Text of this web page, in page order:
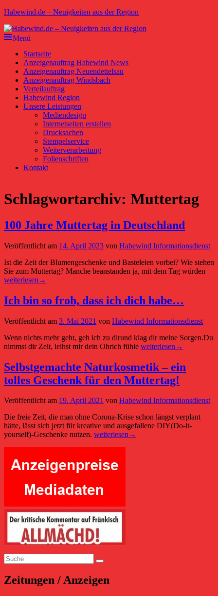
Zum
springen
Habewind.de – Neuigkeiten aus der Region
Menü
Primäres
Menü
Startseite
Anzeigenauftrag Habewind News
Anzeigenauftrag Neuendettelsau
Anzeigenauftrag Windsbach
Verteilauftrag
Habewind Region
Unsere Leistungen
Mediendesign
Internetseiten erstellen
Drucksachen
Stempelservice
Weiterverarbeitung
Folienschriften
Kontakt
Schlagwortarchiv: Muttertag
100 Jahre Muttertag in Deutschland
Veröffentlicht am 14. April 2023 von Habewind Informationsdienst
Ist die Zeit der Blumengeschenke und Basteleien vorbei? Wie stehen
Sie zum Muttertag? Manche beanstanden ja, mit dem Tag würden
weiterlesen →
Ich bin so froh, dass ich dich habe…
Veröffentlicht am 3. Mai 2021 von Habewind Informationsdienst
Wenn nichts mehr geht, geh ich zu dirund klag dir meine Sorgen.Du
nimmst dir Zeit, leihst mir dein Ohrich fühle Ich
so
froh,
dass
dich
weiterlesen →
Selbstgemachte Naturkosmetik – ein
tolles Geschenk für den Muttertag!
Veröffentlicht am 19. April 2021 von Habewind Informationsdienst
Die freie Zeit, die man ohne Corona-Krise schon längst verplant
hätte, lässt sich jetzt für kreative und ausgefallene DIY(Do-it-
yourself)-Geschenke nutzen. Selbstgemachte
ein
tolles
für
den
weiterlesen→
Seitenleisten-
Widgetbereich
Suchen
nach:
Suchen
Zeitungen / Anzeigen